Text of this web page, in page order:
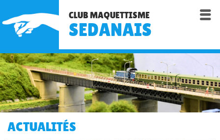
CLUB MAQUETTISME
SEDANAIS

ACTUALITÉS